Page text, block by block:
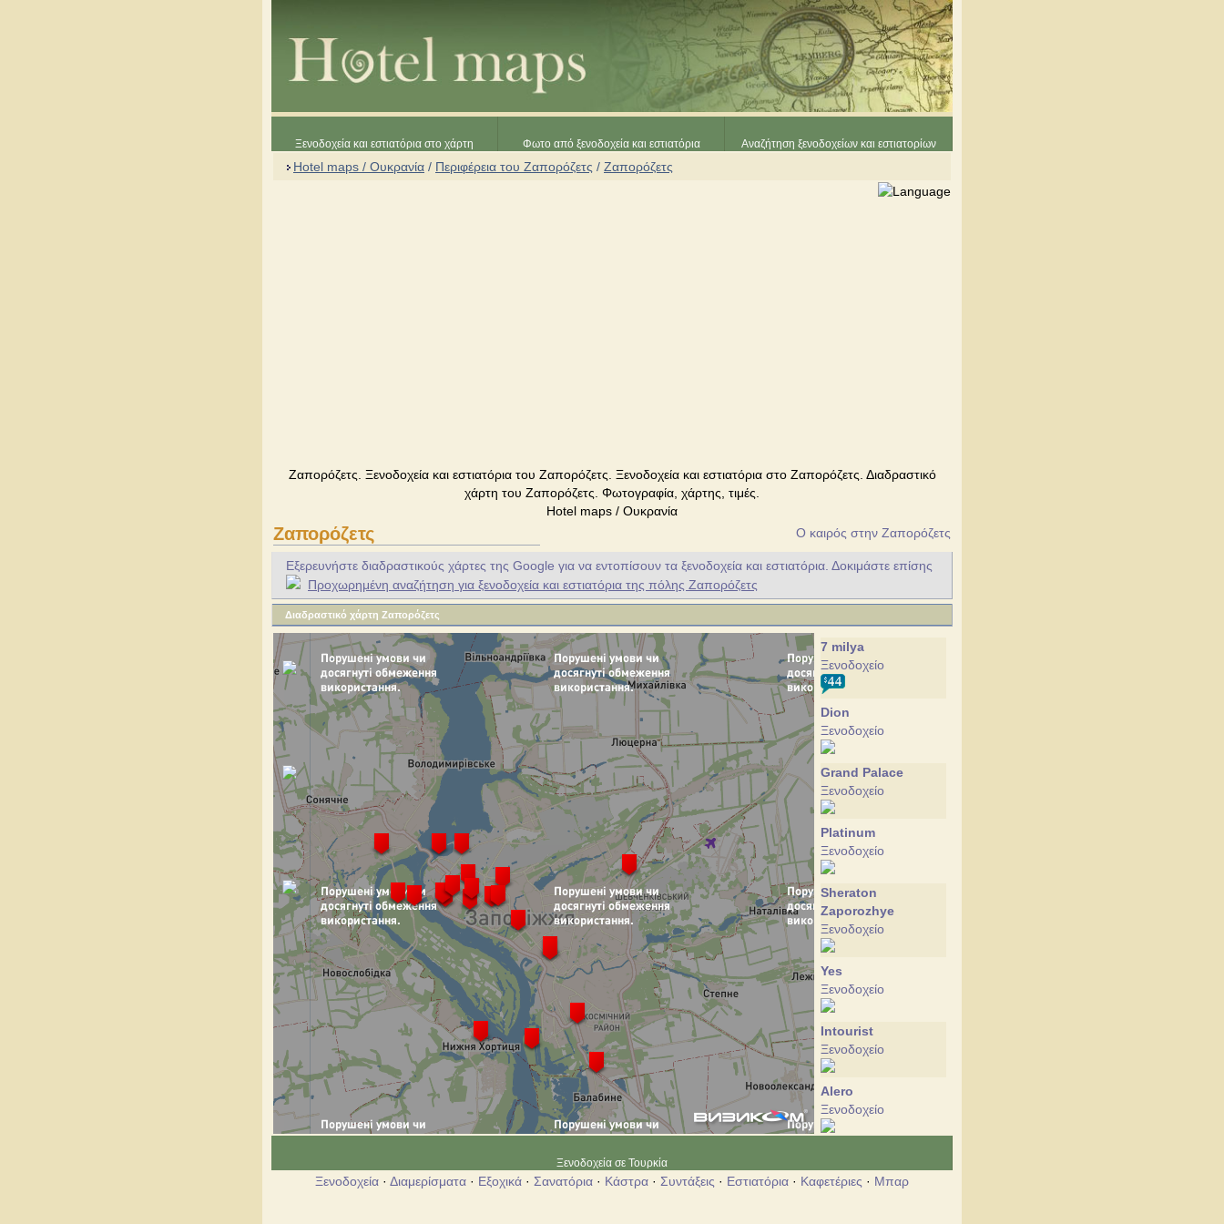
Ξενοδοχεία και εστιατόρια στο χάρτη Φωτο από ξενοδοχεία και εστιατόρια Αναζήτηση ξενοδοχείων και εστιατορίων
Hotel maps / Ουκρανία / Περιφέρεια του Ζαπορόζετς / Ζαπορόζετς
Ζαπορόζετς. Ξενοδοχεία και εστιατόρια του Ζαπορόζετς. Ξενοδοχεία και εστιατόρια στο Ζαπορόζετς. Διαδραστικό
χάρτη του Ζαπορόζετς. Φωτογραφία, χάρτης, τιμές.
Hotel maps / Ουκρανία
Ζαπορόζετς Ο καιρός στην Ζαπορόζετς
Εξερευνήστε διαδραστικούς χάρτες της Google για να εντοπίσουν τα ξενοδοχεία και εστιατόρια. Δοκιμάστε επίσης
Προχωρημένη αναζήτηση για ξενοδοχεία και εστιατόρια της πόλης Ζαπορόζετς
Διαδραστικό χάρτη Ζαπορόζετς
7 milya
Ξενοδοχείο
Dion
Ξενοδοχείο
Grand Palace
Ξενοδοχείο
Platinum
Ξενοδοχείο
Sheraton
Zaporozhye
Ξενοδοχείο
Yes
Ξενοδοχείο
Intourist
Ξενοδοχείο
Alero
Ξενοδοχείο
Ξενοδοχείο
Ξενοδοχεία σε Τουρκία
Ξενοδοχεία · Διαμερίσματα · Εξοχικά · Σανατόρια · Κάστρα · Συντάξεις · Εστιατόρια · Καφετέριες · Μπαρ